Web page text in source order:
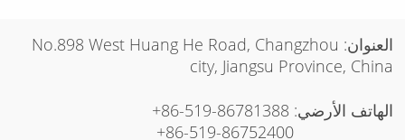
العنوان: No.898 West Huang He Road, Changzhou
city, Jiangsu Province, China
الهاتف الأرضي:+86-519-86781388
+86-519-86752400